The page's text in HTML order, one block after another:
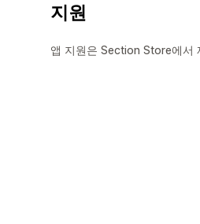
지원
앱 지원은 Section Store에서